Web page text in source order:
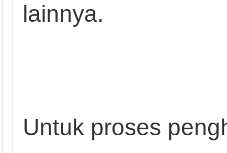
lainnya.
Untuk proses